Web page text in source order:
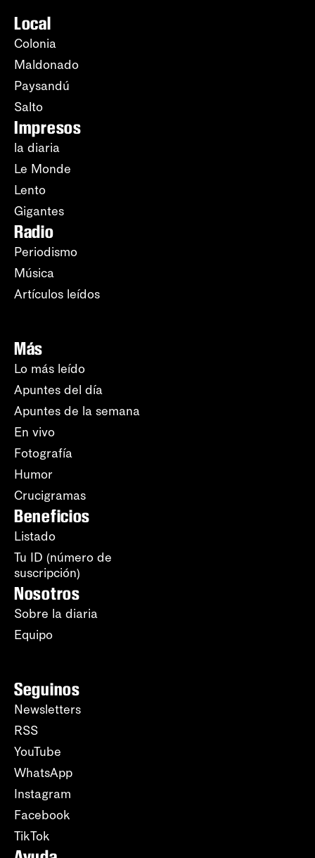
Local
Colonia
Maldonado
Paysandú
Salto
Impresos
la diaria
Le Monde
Lento
Gigantes
Radio
Periodismo
Música
Artículos leídos
Más
Lo más leído
Apuntes del día
Apuntes de la semana
En vivo
Fotografía
Humor
Crucigramas
Beneficios
Listado
Tu ID (número de
suscripción)
Nosotros
Sobre la diaria
Equipo
Seguinos
Newsletters
RSS
YouTube
WhatsApp
Instagram
Facebook
TikTok